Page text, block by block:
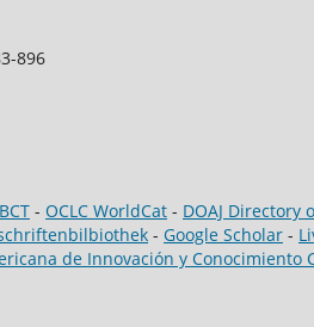
896
- OCLC WorldCat - DOAJ Directory
- Google Scholar -
de Innovación y Conocimiento